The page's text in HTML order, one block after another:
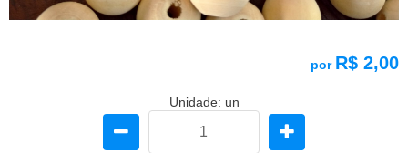
por R$ 2,00
Unidade: un